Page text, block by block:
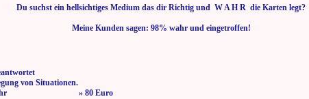
Du suchst ein hellsichtiges Medium das dir Richtig und W A H R die Karten legt?
Meine Kunden sagen: 98% wahr und eingetroffen!
von Situationen.
bis 21:00 Uhr » 80 Euro